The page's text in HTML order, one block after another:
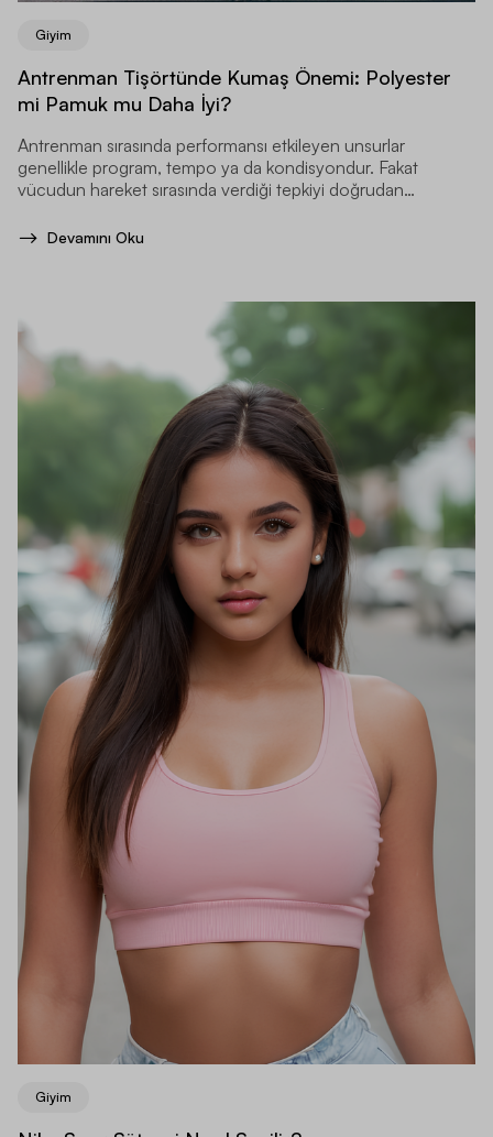
Giyim
Antrenman Tişörtünde Kumaş Önemi: Polyester
mi Pamuk mu Daha İyi?
Antrenman sırasında performansı etkileyen unsurlar
genellikle program, tempo ya da kondisyondur. Fakat
vücudun hareket sırasında verdiği tepkiyi doğrudan
Devamını Oku
Giyim